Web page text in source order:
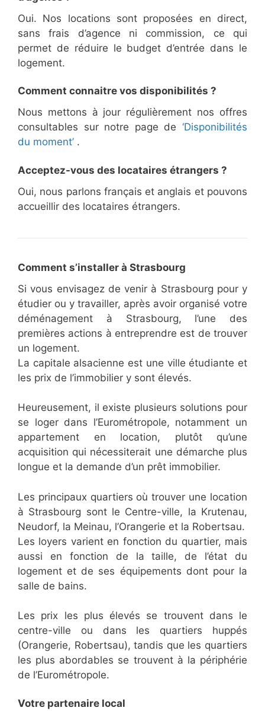
Oui. Nos locations sont proposées en direct,
sans frais d’agence ni commission, ce qui
permet de réduire le budget d’entrée dans le
logement.
Comment connaitre vos disponibilités ?
Nous mettons à jour régulièrement nos offres
consultables sur notre page de ‘Disponibilités
du moment’ .
Acceptez-vous des locataires étrangers ?
Oui, nous parlons français et anglais et pouvons
accueillir des locataires étrangers.
Comment s’installer à Strasbourg
Si vous envisagez de venir à Strasbourg pour y
étudier ou y travailler, après avoir organisé votre
déménagement à Strasbourg, l’une des
premières actions à entreprendre est de trouver
un logement.
La capitale alsacienne est une ville étudiante et
les prix de l’immobilier y sont élevés.
Heureusement, il existe plusieurs solutions pour
se loger dans l’Eurométropole, notamment un
appartement en location, plutôt qu’une
acquisition qui nécessiterait une démarche plus
longue et la demande d’un prêt immobilier.
Les principaux quartiers où trouver une location
à Strasbourg sont le Centre-ville, la Krutenau,
Neudorf, la Meinau, l’Orangerie et la Robertsau.
Les loyers varient en fonction du quartier, mais
aussi en fonction de la taille, de l’état du
logement et de ses équipements dont pour la
salle de bains.
Les prix les plus élevés se trouvent dans le
centre-ville ou dans les quartiers huppés
(Orangerie, Robertsau), tandis que les quartiers
les plus abordables se trouvent à la périphérie
de l’Eurométropole.
Votre partenaire local